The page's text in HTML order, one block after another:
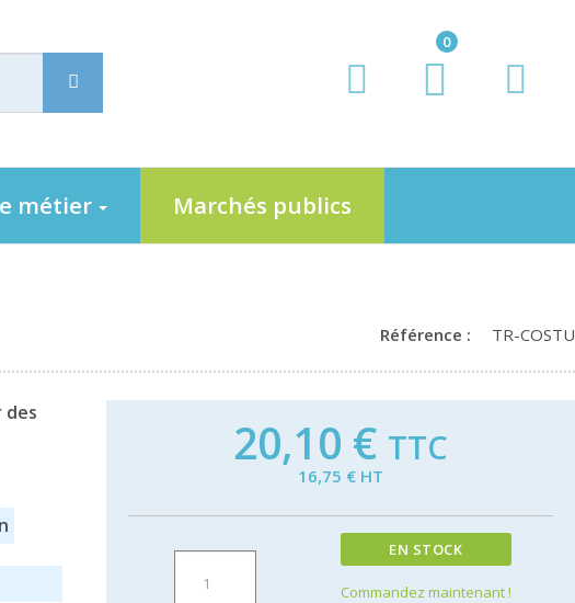
0
métier Marchés publics
Référence : TR-COSTU
des
20,10 € TTC
16,75 € HT
EN STOCK
Commandez maintenant !